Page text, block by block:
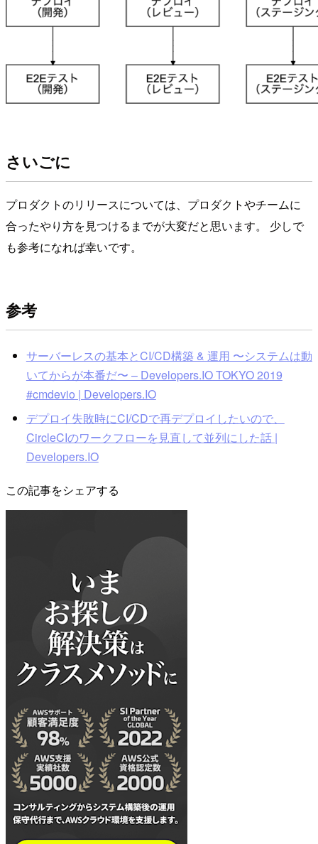
さいごに
プロダクトのリリースについては、プロダクトやチームに
合ったやり方を見つけるまでが大変だと思います。 少しで
も参考になれば幸いです。
参考
サーバーレスの基本とCI/CD構築 & 運用 〜システムは動
いてからが本番だ〜 – Developers.IO TOKYO 2019
#cmdevio | Developers.IO
デプロイ失敗時にCI/CDで再デプロイしたいので、
CircleCIのワークフローを見直して並列にした話 |
Developers.IO
この記事をシェアする